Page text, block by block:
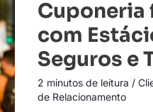
Cuponeria
com
Seguros e
2 minutos de leitura /
de Relacionamento
Cuponeria
firma
parceria
com
Bradesco
Seguros
e
Ticket